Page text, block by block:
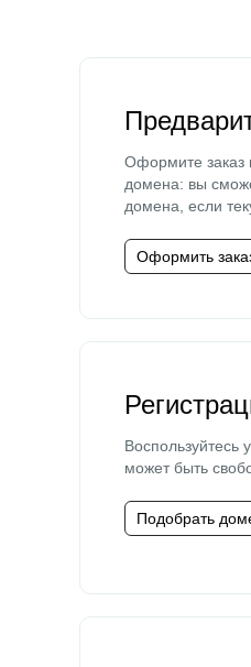
Оформите заказ
домена: вы
домена, если
Оформить
может быть
Подобрать